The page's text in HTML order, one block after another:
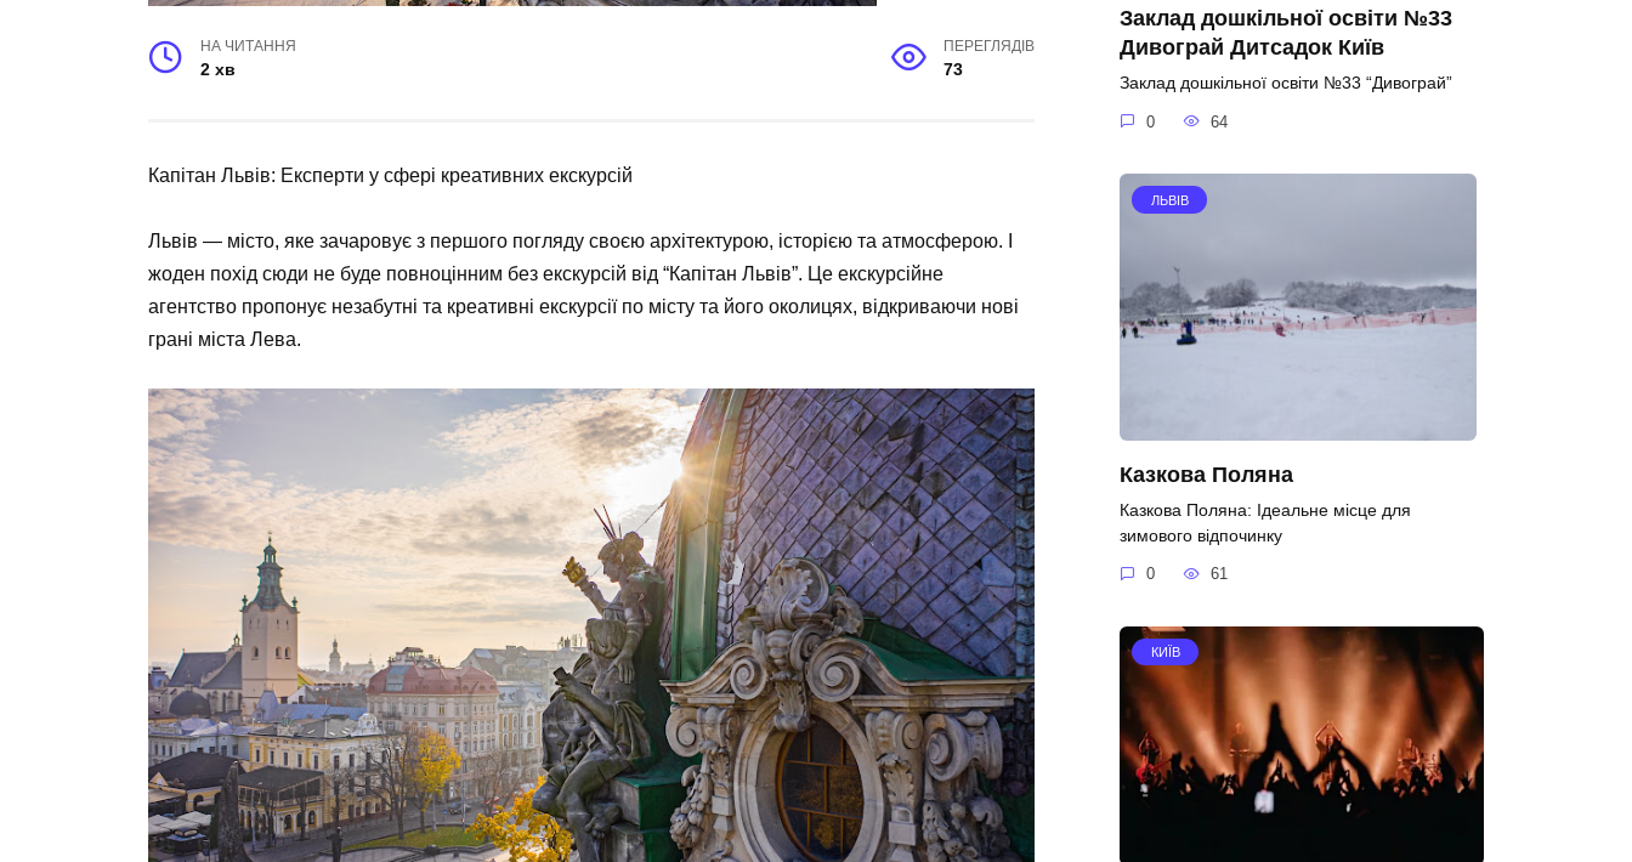
НА ЧИТАННЯ
2 хв
ПЕРЕГЛЯДІВ
73
Капітан Львів: Експерти у сфері креативних екскурсій
Львів — місто, яке зачаровує з першого погляду своєю архітектурою, історією та атмосферою. І
жоден похід сюди не буде повноцінним без екскурсій від “Капітан Львів”. Це екскурсійне
агентство пропонує незабутні та креативні екскурсії по місту та його околицях, відкриваючи нові
грані міста Лева.
Заклад дошкільної освіти №33
Дивограй Дитсадок Київ
Заклад дошкільної освіти №33 “Дивограй”
0 64
ЛЬВІВ
Казкова Поляна
Казкова Поляна: Ідеальне місце для
зимового відпочинку
0 61
КИЇВ